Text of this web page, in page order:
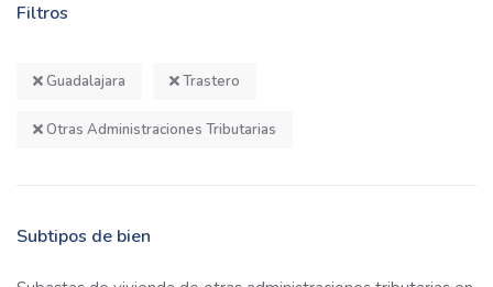
Filtros
Guadalajara Trastero
Otras Administraciones Tributarias
Subtipos de bien